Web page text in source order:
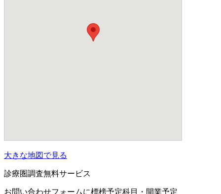
大きな地図で見る
診療圏調査無料サービス
お問い合わせフォームに標榜予定科目・開業予定